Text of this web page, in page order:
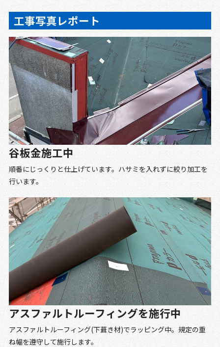
工事写真レポート
谷板金施工中
順番にじっくりと仕上げています。ハサミを入れずに絞り加工を
行います。
アスファルトルーフィングを施行中
アスファルトルーフィング(下葺き材)でラッピング中。規定の重
ね幅を遵守して施行します。